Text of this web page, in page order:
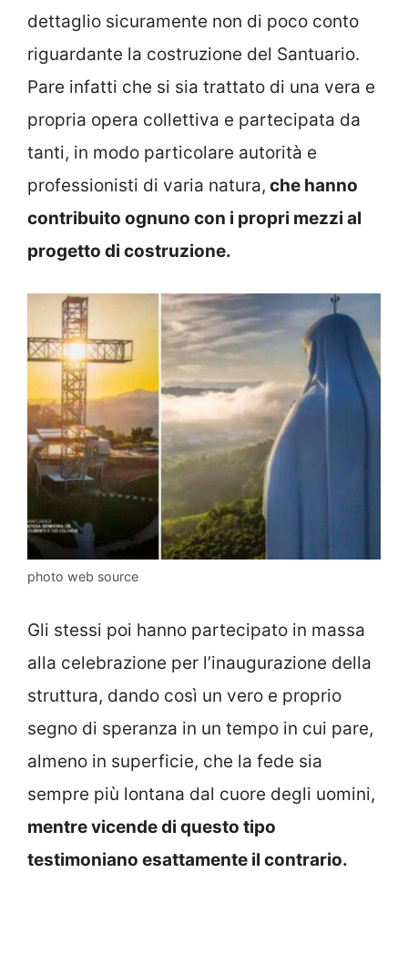
dettaglio sicuramente non di poco conto
riguardante la costruzione del Santuario.
Pare infatti che si sia trattato di una vera e
propria opera collettiva e partecipata da
tanti, in modo particolare autorità e
professionisti di varia natura, che hanno
contribuito ognuno con i propri mezzi al
progetto di costruzione.
photo web source
Gli stessi poi hanno partecipato in massa
alla celebrazione per l’inaugurazione della
struttura, dando così un vero e proprio
segno di speranza in un tempo in cui pare,
almeno in superficie, che la fede sia
sempre più lontana dal cuore degli uomini,
mentre vicende di questo tipo
testimoniano esattamente il contrario.